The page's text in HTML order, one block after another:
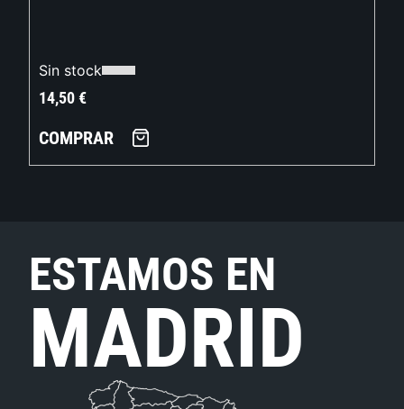
Sin stock
14,50€
COMPRAR
ESTAMOS EN
MADRID